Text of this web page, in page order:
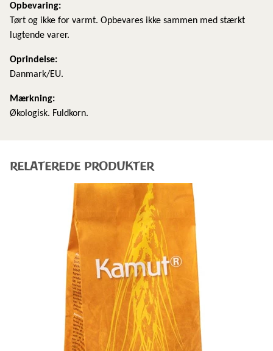
​Opbevaring:
Tørt og ikke for varmt. Opbevares ikke sammen med stærkt
lugtende varer.
Oprindelse:
Danmark/EU.
Mærkning:
Økologisk. Fuldkorn.
RELATEREDE PRODUKTER